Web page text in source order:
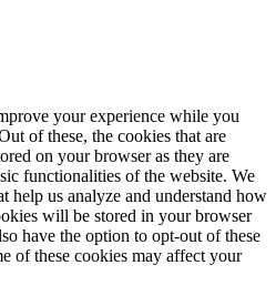
your experience while you
of these, the cookies that are
on your browser as they are
functionalities of the website. We
help us analyze and understand how
will be stored in your browser
have the option to opt-out of these
of these cookies may affect your